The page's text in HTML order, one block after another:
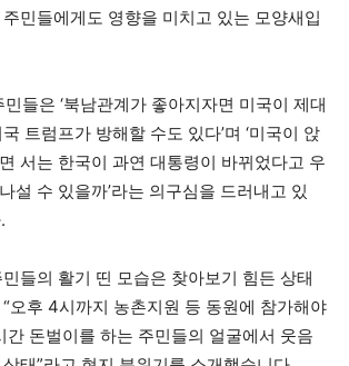
민들에게도 영향을 미치고 있는 모양새입
들은 ‘북남관계가 좋아지자면 미국이 제대
트럼프가 방해할 수도 있다’며 ‘미국이 앉
서는 한국이 과연 대통령이 바뀌었다고 우
설 수 있을까’라는 의구심을 드러내고 있
들의 활기 띤 모습은 찾아보기 힘든 상태
오후 4시까지 농촌지원 등 동원에 참가해야
간 돈벌이를 하는 주민들의 얼굴에서 웃음